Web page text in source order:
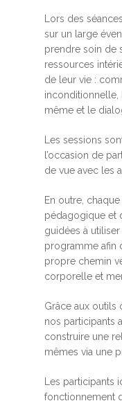
Lors des
sur un large
prendre soin de
ressources
de leur vie :
inconditionnelle,
même et le
Les sessions
l’occasion de
de vue avec les
En outre,
pédagogique et
guidées à
programme afin
propre chemin
corporelle et
Grâce aux outils
nos participants
construire une
mêmes via une
Les
fonctionnement